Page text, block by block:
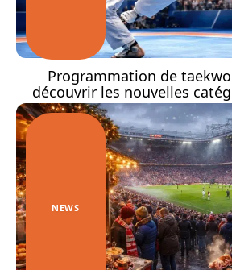
Programmation de
découvrir les nouvelles
NEWS